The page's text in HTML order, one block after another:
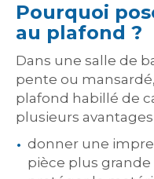
Pourquoi
au plafond ?
Dans une salle de
pente ou
plafond habillé de
plusieurs avantages
donner une
pièce plus grande